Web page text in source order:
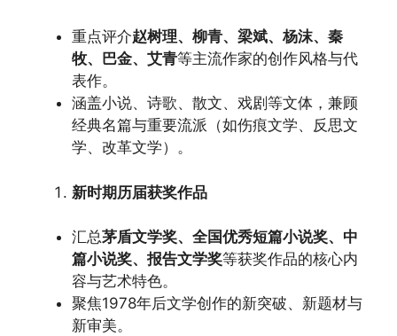
重点评介赵树理、柳青、梁斌、杨沫、秦
牧、巴金、艾青等主流作家的创作风格与代
表作。
涵盖小说、诗歌、散文、戏剧等文体，兼顾
经典名篇与重要流派（如伤痕文学、反思文
学、改革文学）。
新时期历届获奖作品
汇总茅盾文学奖、全国优秀短篇小说奖、中
篇小说奖、报告文学奖等获奖作品的核心内
容与艺术特色。
聚焦1978年后文学创作的新突破、新题材与
新审美。